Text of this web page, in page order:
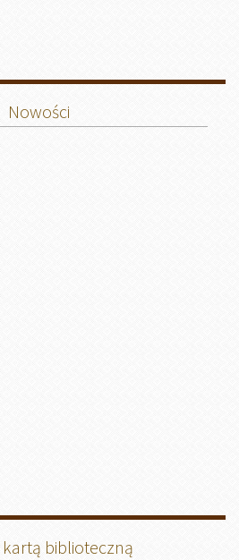
Nowości
biblioteczną